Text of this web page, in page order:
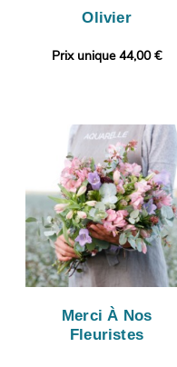
Olivier
Prix unique 44,00 €
Merci À Nos
Fleuristes